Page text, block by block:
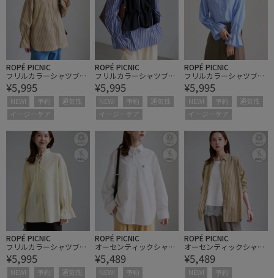
ROPÉ PICNIC
フリルカラーシャツブラ
ウス/UVケア・イージー
ケア・リンクコーデ
¥5,995
NEW! 予約
通気性
イージーケア
ROPÉ PICNIC
フリルカラーシャツブラ
ウス/UVケア・イージー
ケア・リンクコーデ
¥5,995
NEW! 予約
通気性
イージーケア
ROPÉ PICNIC
フリルカラーシャツブラ
ウス/UVケア・イージー
ケア・リンクコーデ
¥5,995
NEW! 予約
通気性
イージーケア
ROPÉ PICNIC
フリルカラーシャツブラ
ウス/UVケア・イージー
ケア・リンクコーデ
¥5,995
NEW! 予約
通気性
ROPÉ PICNIC
オーセンティックシャ
ツ/UVケア・イージーケ
ア・リンクコーデ
¥5,489
NEW!
予約
ROPÉ PICNIC
オーセンティックシャ
ツ/UVケア・イージーケ
ア・リンクコーデ
¥5,489
NEW!
予約